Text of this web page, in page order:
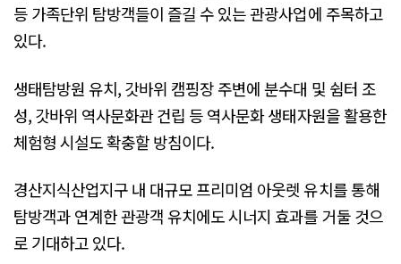
등 가족단위 탐방객들이 즐길 수 있는 관광사업에 주목하고
있다.
생태탐방원 유치, 갓바위 캠핑장 주변에 분수대 및 쉼터 조
성, 갓바위 역사문화관 건립 등 역사문화 생태자원을 활용한
체험형 시설도 확충할 방침이다.
경산지식산업지구 내 대규모 프리미엄 아웃렛 유치를 통해
탐방객과 연계한 관광객 유치에도 시너지 효과를 거둘 것으
로 기대하고 있다.